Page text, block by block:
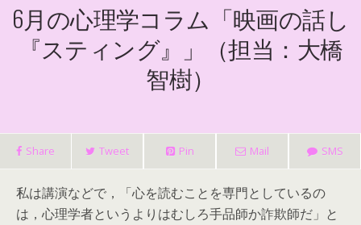
6月の心理学コラム「映画の話し
『スティング』」（担当：大橋
智樹）
Share Tweet Pin Mail SMS
私は講演などで，「心を読むことを専門としているの
は，心理学者というよりはむしろ手品師か詐欺師だ」と